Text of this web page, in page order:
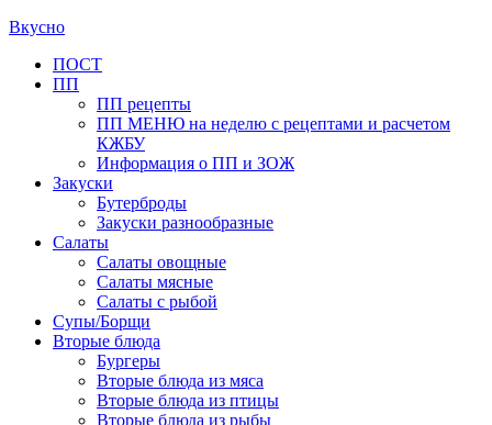
Вкусно
Primary
Menu
ПОСТ
ПП
ПП рецепты
ПП МЕНЮ на неделю с рецептами и расчетом
КЖБУ
Информация о ПП и ЗОЖ
Закуски
Бутерброды
Закуски разнообразные
Салаты
Салаты овощные
Салаты мясные
Салаты с рыбой
Супы/Борщи
Вторые блюда
Бургеры
Вторые блюда из мяса
Вторые блюда из птицы
Вторые блюда из рыбы